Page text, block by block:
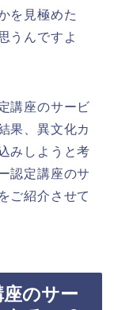
を見極めた
うんですよ
講座のサービ
果、異文化カ
みしようと考
認定講座のサ
ご紹介させて
のサー